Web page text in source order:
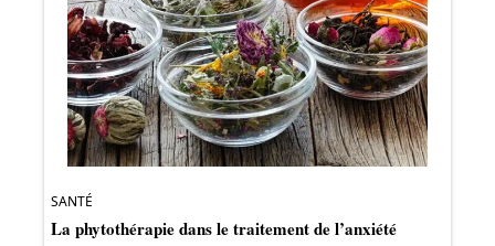
SANTÉ
La phytothérapie dans le traitement de l’anxiété